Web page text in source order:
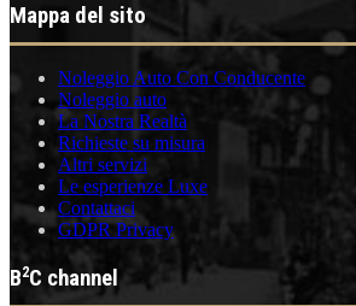
Mappa del sito
Noleggio Auto Con Conducente
Noleggio auto
La Nostra Realtà
Richieste su misura
Altri servizi
Le esperienze Luxe
Contattaci
GDPR Privacy
B2C channel